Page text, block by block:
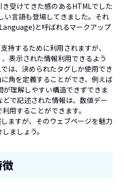
受けてきた感のあるHTMLでした
い言語も登場してきました。それ
と呼ばれるマークアップ
持するために利用されますが、
表示された情報利用できるよう
は、決められたタグしか使用でき
角を定義することができ、例えば
が理解しやすい構造できずできま
で記述された情報は、数値デー
用することができます。
ますが、そのウェブページを魅力
ましょう。